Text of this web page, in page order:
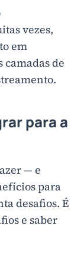
vezes,
em
de
para a
— e
para
desafios. É
e saber